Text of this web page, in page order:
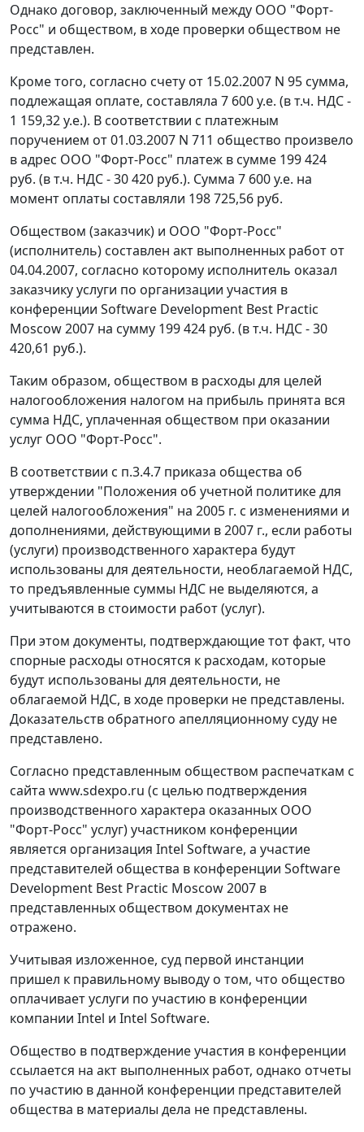
Однако договор, заключенный между ООО "Форт-
Росс" и обществом, в ходе проверки обществом не
представлен.
Кроме того, согласно счету от 15.02.2007 N 95 сумма,
подлежащая оплате, составляла 7 600 у.е. (в т.ч. НДС -
1 159,32 у.е.). В соответствии с платежным
поручением от 01.03.2007 N 711 общество произвело
в адрес ООО "Форт-Росс" платеж в сумме 199 424
руб. (в т.ч. НДС - 30 420 руб.). Сумма 7 600 у.е. на
момент оплаты составляли 198 725,56 руб.
Обществом (заказчик) и ООО "Форт-Росс"
(исполнитель) составлен акт выполненных работ от
04.04.2007, согласно которому исполнитель оказал
заказчику услуги по организации участия в
конференции Software Development Best Practic
Moscow 2007 на сумму 199 424 руб. (в т.ч. НДС - 30
420,61 руб.).
Таким образом, обществом в расходы для целей
налогообложения налогом на прибыль принята вся
сумма НДС, уплаченная обществом при оказании
услуг ООО "Форт-Росс".
В соответствии с п.3.4.7 приказа общества об
утверждении "Положения об учетной политике для
целей налогообложения" на 2005 г. с изменениями и
дополнениями, действующими в 2007 г., если работы
(услуги) производственного характера будут
использованы для деятельности, необлагаемой НДС,
то предъявленные суммы НДС не выделяются, а
учитываются в стоимости работ (услуг).
При этом документы, подтверждающие тот факт, что
спорные расходы относятся к расходам, которые
будут использованы для деятельности, не
облагаемой НДС, в ходе проверки не представлены.
Доказательств обратного апелляционному суду не
представлено.
Согласно представленным обществом распечаткам с
сайта www.sdexpo.ru (с целью подтверждения
производственного характера оказанных ООО
"Форт-Росс" услуг) участником конференции
является организация Intel Software, а участие
представителей общества в конференции Software
Development Best Practic Moscow 2007 в
представленных обществом документах не
отражено.
Учитывая изложенное, суд первой инстанции
пришел к правильному выводу о том, что общество
оплачивает услуги по участию в конференции
компании Intel и Intel Software.
Общество в подтверждение участия в конференции
ссылается на акт выполненных работ, однако отчеты
по участию в данной конференции представителей
общества в материалы дела не представлены.